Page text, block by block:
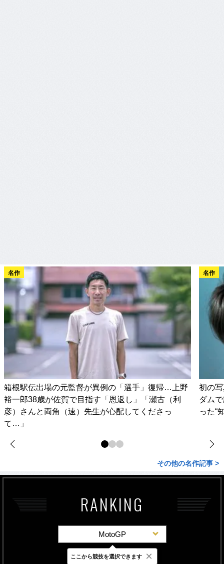
名作
箱根駅伝出場の元監督が異例の「選手」復帰…上野
裕一郎38歳が佐賀で目指す「恩返し」「瀬古（利
彦）さんと両角（速）先生が心配してくださっ
て…」
名作
初の
ダム
った“
その他の名作記事 >
RANKING
MotoGP
最新 24時間 週間
ここから競技を選択できます ×